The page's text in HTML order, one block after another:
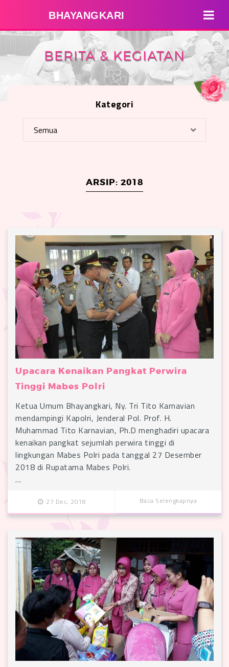
BHAYANGKARI
BERITA & KEGIATAN
Kategori
ARSIP: 2018
Upacara Kenaikan Pangkat Perwira
Tinggi Mabes Polri
Ketua Umum Bhayangkari, Ny. Tri Tito Karnavian
mendampingi Kapolri, Jenderal Pol. Prof. H.
Muhammad Tito Karnavian, Ph.D menghadiri upacara
kenaikan pangkat sejumlah perwira tinggi di
lingkungan Mabes Polri pada tanggal 27 Desember
2018 di Rupatama Mabes Polri.
…
27 Dec, 2018 Baca Selengkapnya